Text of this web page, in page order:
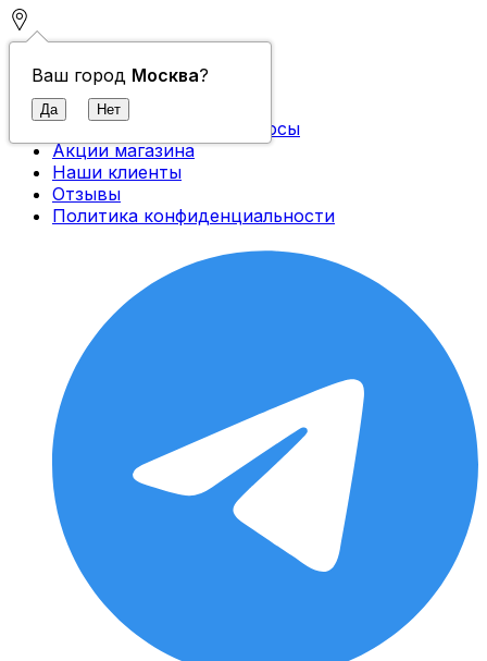
Ваш город Москва?
Контакты
О компании
Доставка и оплата
Часто задаваемые вопросы
Акции магазина
Наши клиенты
Отзывы
Политика конфиденциальности